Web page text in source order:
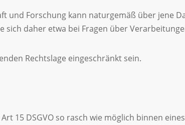
und Forschung kann naturgemäß über jene
daher etwa bei Fragen über
Rechtslage eingeschränkt sein.
15 DSGVO so rasch wie möglich binnen